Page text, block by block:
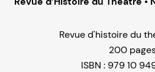
Revue d'histoire du
200
ISBN : 979 10